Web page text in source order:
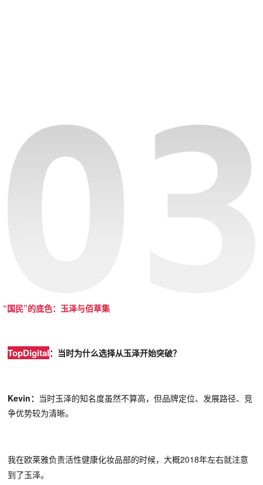
“国民”的底色：玉泽与佰草集
TopDigital：当时为什么选择从玉泽开始突破？
Kevin ： 当时玉泽的知名度虽然不算高，但品牌定位、发展路径、竞
争优势较为清晰。
我在欧莱雅负责活性健康化妆品部的时候，大概2018年左右就注意
到了玉泽。